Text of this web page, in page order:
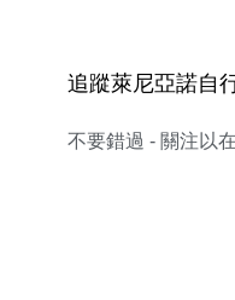
追蹤萊尼亞諾自
不要錯過 - 關注以